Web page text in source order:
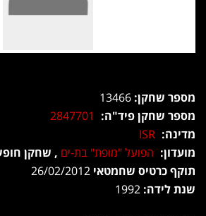
מספר שחקן:
מספר שחקן פיד"ה: 2847701
מדינה: ISR
מועדון: הפועל "מופת" בת-ים , שחקן
תוקף כרטיס שחמטאי
שנת לידה: